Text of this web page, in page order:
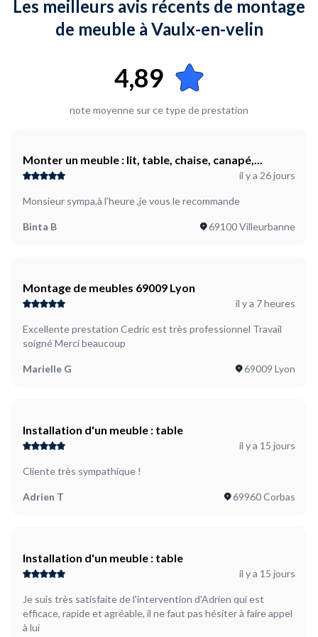
Les meilleurs avis récents de montage
de meuble à Vaulx-en-velin
4,89
note moyenne sur ce type de prestation
Monter un meuble : lit, table, chaise, canapé,...
il y a 26 jours
Monsieur sympa,à l’heure ,je vous le recommande
Binta B 69100 Villeurbanne
Montage de meubles 69009 Lyon
il y a 7 heures
Excellente prestation Cedric est très professionnel Travail
soigné Merci beaucoup
Marielle G 69009 Lyon
Installation d'un meuble : table
il y a 15 jours
Cliente très sympathique !
Adrien T 69960 Corbas
Installation d'un meuble : table
il y a 15 jours
Je suis très satisfaite de l'intervention d'Adrien qui est
efficace, rapide et agréable, il ne faut pas hésiter à faire appel
à lui